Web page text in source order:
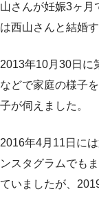
山さんが妊娠3ヶ月
は西山さんと結婚
2013年10月30日に
などで家庭の様子
子が伺えました。
2016年4月11日に
ンスタグラムでも
ていましたが、